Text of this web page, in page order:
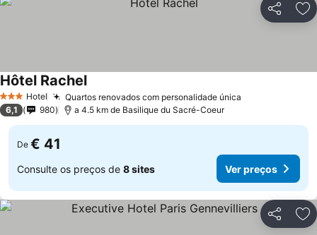
Partilhar
3 EstrelasHotel Quartos renovados com personalidade única
Hôtel RachelVer preços
6,1 980 a 4.5 km de Basilique du Sacré-Coeur
De € 41
Consulte os preços de 8 sites Ver preços
Partilhar